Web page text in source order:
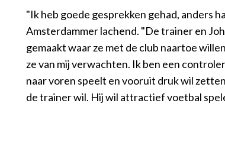
"Ik heb goede gesprekken gehad, anders
Amsterdammer lachend. "De trainer en
gemaakt waar ze met de club naartoe
ze van mij verwachten. Ik ben een
naar voren speelt en vooruit druk wil
de trainer wil. Hij wil attractief voetbal